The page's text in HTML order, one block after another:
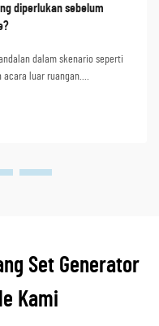
diperlukan sebelum
dalam skenario seperti
acara luar ruangan.
Set Generator
Kami